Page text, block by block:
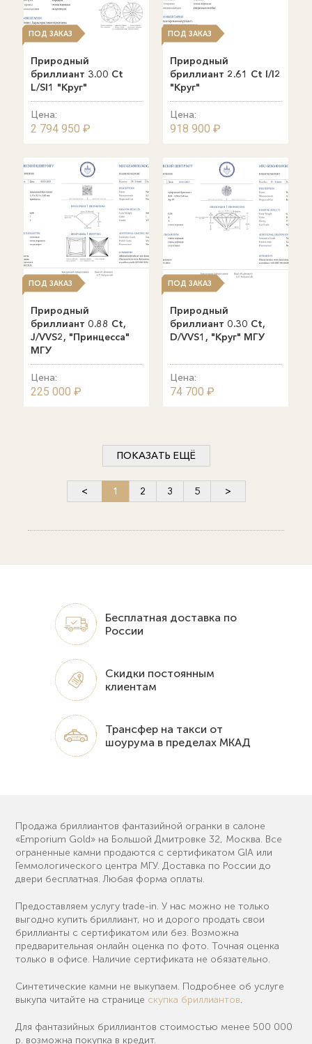
ПОД ЗАКАЗ
Природный
бриллиант 3.00 Ct
L/SI1 "Круг"
Цена:
2 794 950 ₽
ПОД ЗАКАЗ
Природный
бриллиант 2.61 Ct I/I2
"Круг"
Цена:
918 900 ₽
ПОД ЗАКАЗ
Природный
бриллиант 0.88 Ct,
J/VVS2, "Принцесса"
МГУ
Цена:
225 000 ₽
ПОД ЗАКАЗ
Природный
бриллиант 0.30 Ct,
D/VVS1, "Круг" МГУ
Цена:
74 700 ₽
ПОКАЗАТЬ ЕЩЁ
< 1 2 3 5 >
Бесплатная доставка по
России
Скидки постоянным
клиентам
Трансфер на такси от
шоурума в пределах МКАД
Продажа бриллиантов фантазийной огранки в салоне
«Emporium Gold» на Большой Дмитровке 32, Москва. Все
ограненные камни продаются с сертификатом GIA или
Геммологического центра МГУ. Доставка по России до
двери бесплатная. Любая форма оплаты.
Предоставляем услугу trade-in. У нас можно не только
выгодно купить бриллиант, но и дорого продать свои
бриллианты с сертификатом или без. Возможна
предварительная онлайн оценка по фото. Точная оценка
только в офисе. Наличие сертификата не обязательно.
Синтетические камни не выкупаем. Подробнее об услуге
выкупа читайте на странице скупка бриллиантов.
Для фантазийных бриллиантов стоимостью менее 500 000
р. возможна покупка в кредит.